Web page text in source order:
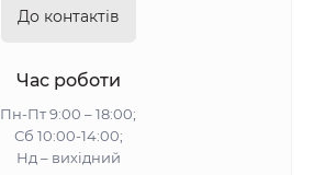
До контактів
Час роботи
Пн-Пт 9:00 – 18:00;
Сб 10:00-14:00;
Нд – вихідний